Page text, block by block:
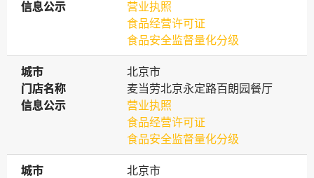
信息公示
信息公示
营业执照
食品经营许可证
食品安全监督量化分级
城市
城市
北京市
门店名称
门店名称
麦当劳北京永定路百朗园餐厅
信息公示
信息公示
营业执照
食品经营许可证
食品安全监督量化分级
城市
城市
北京市